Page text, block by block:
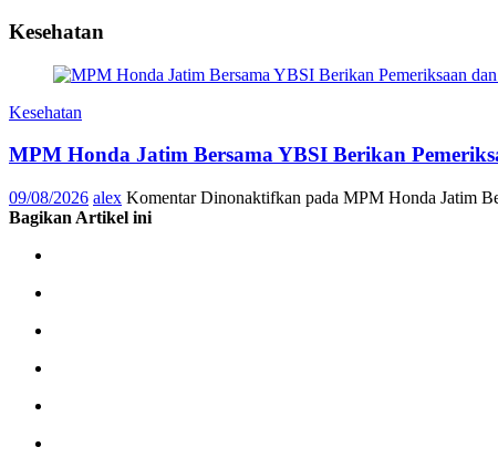
Kesehatan
Kesehatan
MPM Honda Jatim Bersama YBSI Berikan
09/08/2026 alex Komentar Dinonaktifkan pada MPM Honda Jatim
Bagikan Artikel ini